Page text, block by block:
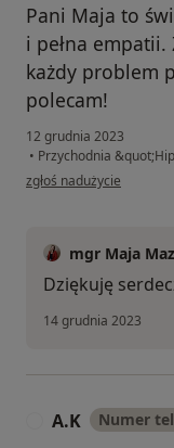
Pani Maja to
i pełna
każdy problem
polecam!
12 grudnia 2023
• Przychodnia
w opinii użytkownika JN
zgłoś nadużycie
mgr Maja
Dziękuję
14 grudnia 2023
A.K Numer